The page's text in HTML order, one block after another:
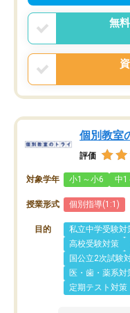
無
個別教室
評価
対象学年 小1～小6 中1
授業形式 個別指導(1:1)
目的 私立中学受験対
高校受験対策
国公立2次試験
医・歯・薬系対
定期テスト対策